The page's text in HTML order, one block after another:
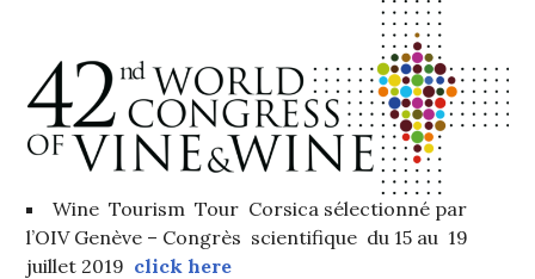
LA
HAUTE
GASTRONOMIE
FRANÇAISE
FAMOUS
GUEST,
INVITATIONS
&
Wine Tourism Tour Corsica sélectionné par
l’OIV Genève – Congrès scientifique du 15 au 19
juillet 2019 click here